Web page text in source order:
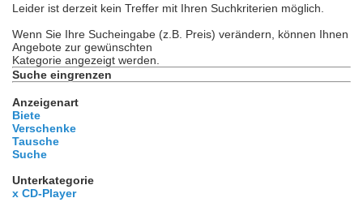
Leider ist derzeit kein Treffer mit Ihren Suchkriterien möglich.
Wenn Sie Ihre Sucheingabe (z.B. Preis) verändern, können Ihnen
Angebote zur gewünschten
Kategorie angezeigt werden.
Suche eingrenzen
Anzeigenart
Biete
Verschenke
Tausche
Suche
Unterkategorie
x CD-Player